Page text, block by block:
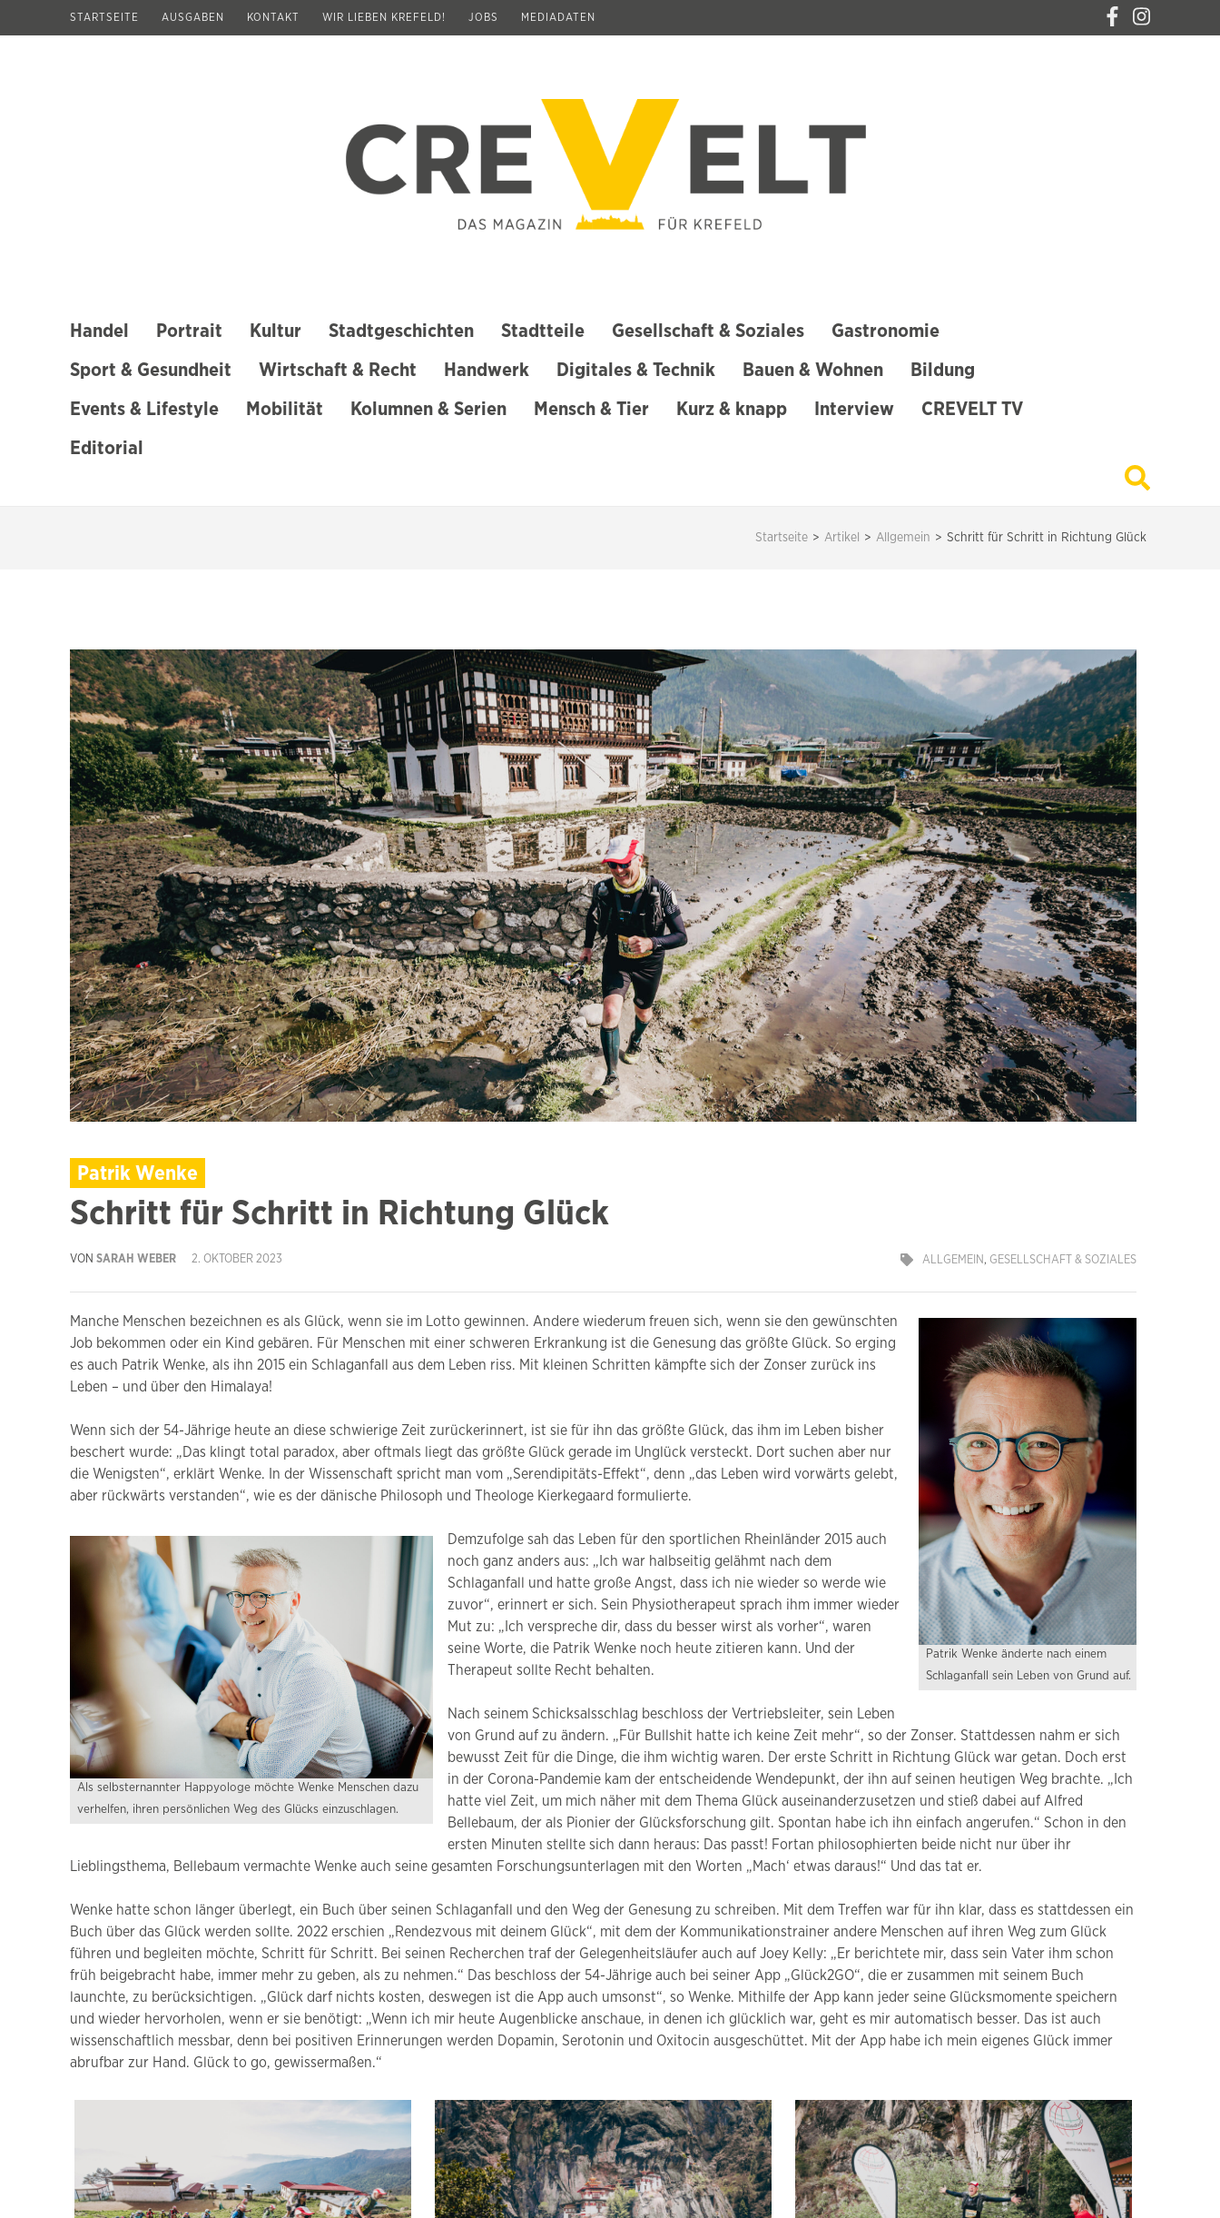
STARTSEITE AUSGABEN KONTAKT WIR LIEBEN KREFELD! JOBS MEDIADATEN
Handel Portrait Kultur Stadtgeschichten Stadtteile Gesellschaft & Soziales Gastronomie
Sport & Gesundheit Wirtschaft & Recht Handwerk Digitales & Technik Bauen & Wohnen Bildung
Events & Lifestyle Mobilität Kolumnen & Serien Mensch & Tier Kurz & knapp Interview CREVELT TV
Editorial
Startseite > Artikel > Allgemein > Schritt für Schritt in Richtung Glück
Patrik Wenke
Schritt für Schritt in Richtung Glück
VON SARAH WEBER 2. OKTOBER 2023 ALLGEMEIN, GESELLSCHAFT & SOZIALES
Patrik Wenke änderte nach einem
Schlaganfall sein Leben von Grund auf.
Manche Menschen bezeichnen es als Glück, wenn sie im Lotto gewinnen. Andere wiederum freuen sich, wenn sie den gewünschten
Job bekommen oder ein Kind gebären. Für Menschen mit einer schweren Erkrankung ist die Genesung das größte Glück. So erging
es auch Patrik Wenke, als ihn 2015 ein Schlaganfall aus dem Leben riss. Mit kleinen Schritten kämpfte sich der Zonser zurück ins
Leben – und über den Himalaya!
Wenn sich der 54-Jährige heute an diese schwierige Zeit zurückerinnert, ist sie für ihn das größte Glück, das ihm im Leben bisher
beschert wurde: „Das klingt total paradox, aber oftmals liegt das größte Glück gerade im Unglück versteckt. Dort suchen aber nur
die Wenigsten“, erklärt Wenke. In der Wissenschaft spricht man vom „Serendipitäts-Effekt“, denn „das Leben wird vorwärts gelebt,
aber rückwärts verstanden“, wie es der dänische Philosoph und Theologe Kierkegaard formulierte.
Als selbsternannter Happyologe möchte Wenke Menschen dazu
verhelfen, ihren persönlichen Weg des Glücks einzuschlagen.
Demzufolge sah das Leben für den sportlichen Rheinländer 2015 auch
noch ganz anders aus: „Ich war halbseitig gelähmt nach dem
Schlaganfall und hatte große Angst, dass ich nie wieder so werde wie
zuvor“, erinnert er sich. Sein Physiotherapeut sprach ihm immer wieder
Mut zu: „Ich verspreche dir, dass du besser wirst als vorher“, waren
seine Worte, die Patrik Wenke noch heute zitieren kann. Und der
Therapeut sollte Recht behalten.
Nach seinem Schicksalsschlag beschloss der Vertriebsleiter, sein Leben
von Grund auf zu ändern. „Für Bullshit hatte ich keine Zeit mehr“, so der Zonser. Stattdessen nahm er sich
bewusst Zeit für die Dinge, die ihm wichtig waren. Der erste Schritt in Richtung Glück war getan. Doch erst
in der Corona-Pandemie kam der entscheidende Wendepunkt, der ihn auf seinen heutigen Weg brachte. „Ich
hatte viel Zeit, um mich näher mit dem Thema Glück auseinanderzusetzen und stieß dabei auf Alfred
Bellebaum, der als Pionier der Glücksforschung gilt. Spontan habe ich ihn einfach angerufen.“ Schon in den
ersten Minuten stellte sich dann heraus: Das passt! Fortan philosophierten beide nicht nur über ihr
Lieblingsthema, Bellebaum vermachte Wenke auch seine gesamten Forschungsunterlagen mit den Worten „Mach‘ etwas daraus!“ Und das tat er.
Wenke hatte schon länger überlegt, ein Buch über seinen Schlaganfall und den Weg der Genesung zu schreiben. Mit dem Treffen war für ihn klar, dass es stattdessen ein
Buch über das Glück werden sollte. 2022 erschien „Rendezvous mit deinem Glück“, mit dem der Kommunikationstrainer andere Menschen auf ihren Weg zum Glück
führen und begleiten möchte, Schritt für Schritt. Bei seinen Recherchen traf der Gelegenheitsläufer auch auf Joey Kelly: „Er berichtete mir, dass sein Vater ihm schon
früh beigebracht habe, immer mehr zu geben, als zu nehmen.“ Das beschloss der 54-Jährige auch bei seiner App „Glück2GO“, die er zusammen mit seinem Buch
launchte, zu berücksichtigen. „Glück darf nichts kosten, deswegen ist die App auch umsonst“, so Wenke. Mithilfe der App kann jeder seine Glücksmomente speichern
und wieder hervorholen, wenn er sie benötigt: „Wenn ich mir heute Augenblicke anschaue, in denen ich glücklich war, geht es mir automatisch besser. Das ist auch
wissenschaftlich messbar, denn bei positiven Erinnerungen werden Dopamin, Serotonin und Oxitocin ausgeschüttet. Mit der App habe ich mein eigenes Glück immer
abrufbar zur Hand. Glück to go, gewissermaßen.“